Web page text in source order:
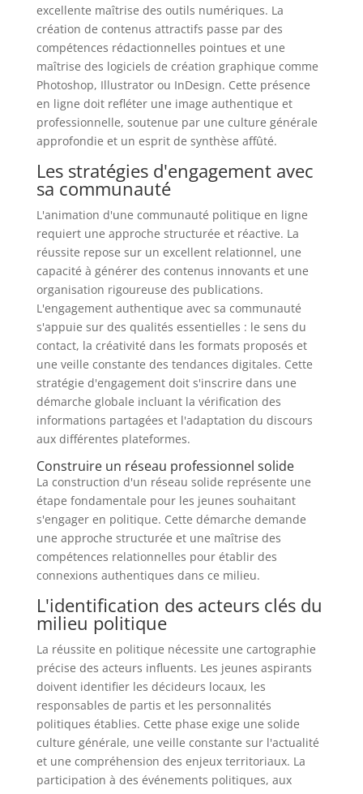
excellente maîtrise des outils numériques. La
création de contenus attractifs passe par des
compétences rédactionnelles pointues et une
maîtrise des logiciels de création graphique comme
Photoshop, Illustrator ou InDesign. Cette présence
en ligne doit refléter une image authentique et
professionnelle, soutenue par une culture générale
approfondie et un esprit de synthèse affûté.
Les stratégies d'engagement avec
sa communauté
L'animation d'une communauté politique en ligne
requiert une approche structurée et réactive. La
réussite repose sur un excellent relationnel, une
capacité à générer des contenus innovants et une
organisation rigoureuse des publications.
L'engagement authentique avec sa communauté
s'appuie sur des qualités essentielles : le sens du
contact, la créativité dans les formats proposés et
une veille constante des tendances digitales. Cette
stratégie d'engagement doit s'inscrire dans une
démarche globale incluant la vérification des
informations partagées et l'adaptation du discours
aux différentes plateformes.
Construire un réseau professionnel solide
La construction d'un réseau solide représente une
étape fondamentale pour les jeunes souhaitant
s'engager en politique. Cette démarche demande
une approche structurée et une maîtrise des
compétences relationnelles pour établir des
connexions authentiques dans ce milieu.
L'identification des acteurs clés du
milieu politique
La réussite en politique nécessite une cartographie
précise des acteurs influents. Les jeunes aspirants
doivent identifier les décideurs locaux, les
responsables de partis et les personnalités
politiques établies. Cette phase exige une solide
culture générale, une veille constante sur l'actualité
et une compréhension des enjeux territoriaux. La
participation à des événements politiques, aux